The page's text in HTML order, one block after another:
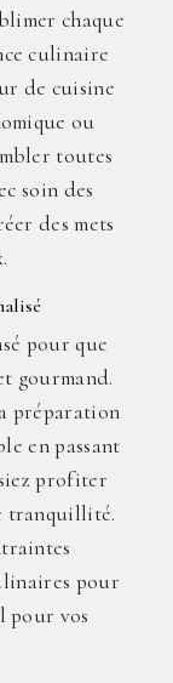
chaque
culinaire
de cuisine
ou
toutes
soin des
des mets
pour que
gourmand.
préparation
en passant
profiter
tranquillité.
pour
pour vos